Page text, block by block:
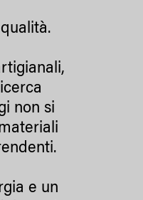
non si
e un